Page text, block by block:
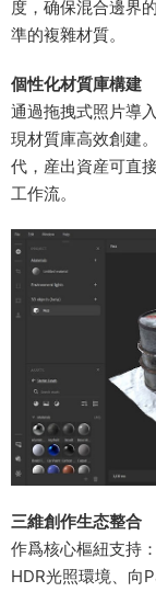
度，确保混合邊界
準的複雜材質。
​個性化材質庫構建​
通過拖拽式照片導
現材質庫高效創建
代，産出資産可直
工作流。
​三維創作生态整合​
作爲核心樞紐支持
HDR光照環境、向